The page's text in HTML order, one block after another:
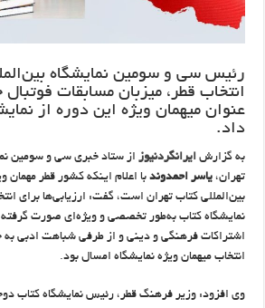
رئیس سی‌ و سومین نمایشگاه
انتخاب قطر، میزبان مسابقات فوتبال
عنوان میهمان ویژه این دوره از
داد.
به گزارشایرانگردنیوز از ستاد خبری سی‌ و سومین
تهران، یاسر احمدوندبا اعلام اینکه کشور قطر
بین‌المللی کتاب تهران است، گفت: ارزیابی‌ها برای
نمایشگاه کتاب به‌طور تخصصی و ویژه‌ای صورت
اشتراکات فرهنگی و دینی و از طرفی شباهت ادبی
انتخاب میهمان ویژه نمایشگاه امسال بود.
وی افزود: وزیر فرهنگ قطر، رئیس نمایشگاه کتاب